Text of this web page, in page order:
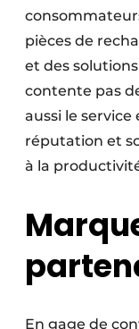
pièces de
et des
contente pas
aussi le service
réputation et
à la
En gage de